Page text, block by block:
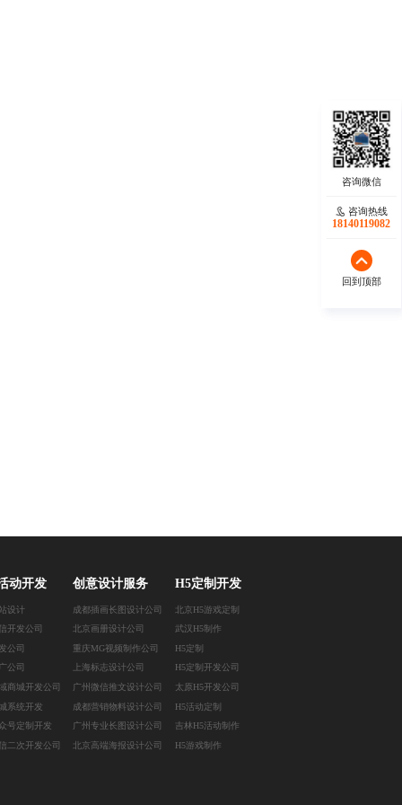
咨询热线
18140119082
回到顶部
咨询热线
18140119082
回到顶部
动开发
设计
开发公司
公司
公司
商城开发公司
系统开发
号定制开发
二次开发公司
创意设计服务
成都插画长图设计公司
北京画册设计公司
重庆MG视频制作公司
上海标志设计公司
广州微信推文设计公司
成都营销物料设计公司
广州专业长图设计公司
北京高端海报设计公司
H5定制开发
北京H5游戏定制
武汉H5制作
H5定制
H5定制开发公司
太原H5开发公司
H5活动定制
吉林H5活动制作
H5游戏制作